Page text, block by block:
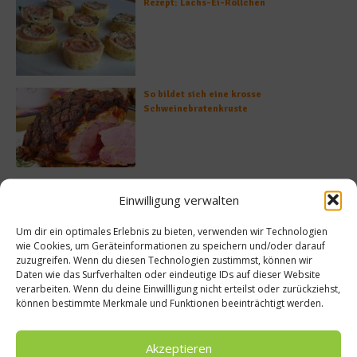
Einwilligung verwalten
Um dir ein optimales Erlebnis zu bieten, verwenden wir Technologien
wie Cookies, um Geräteinformationen zu speichern und/oder darauf
zuzugreifen. Wenn du diesen Technologien zustimmst, können wir
Daten wie das Surfverhalten oder eindeutige IDs auf dieser Website
verarbeiten. Wenn du deine Einwillligung nicht erteilst oder zurückziehst,
können bestimmte Merkmale und Funktionen beeinträchtigt werden.
Akzeptieren
Rezept: Lachs-Ei-Röllchen
So bildet sich eine krosse
Schweinebratenkruste
Heinz Beck im Forte Village Resort
Was ist der Unterschied zwischen Limonen
und Limetten?